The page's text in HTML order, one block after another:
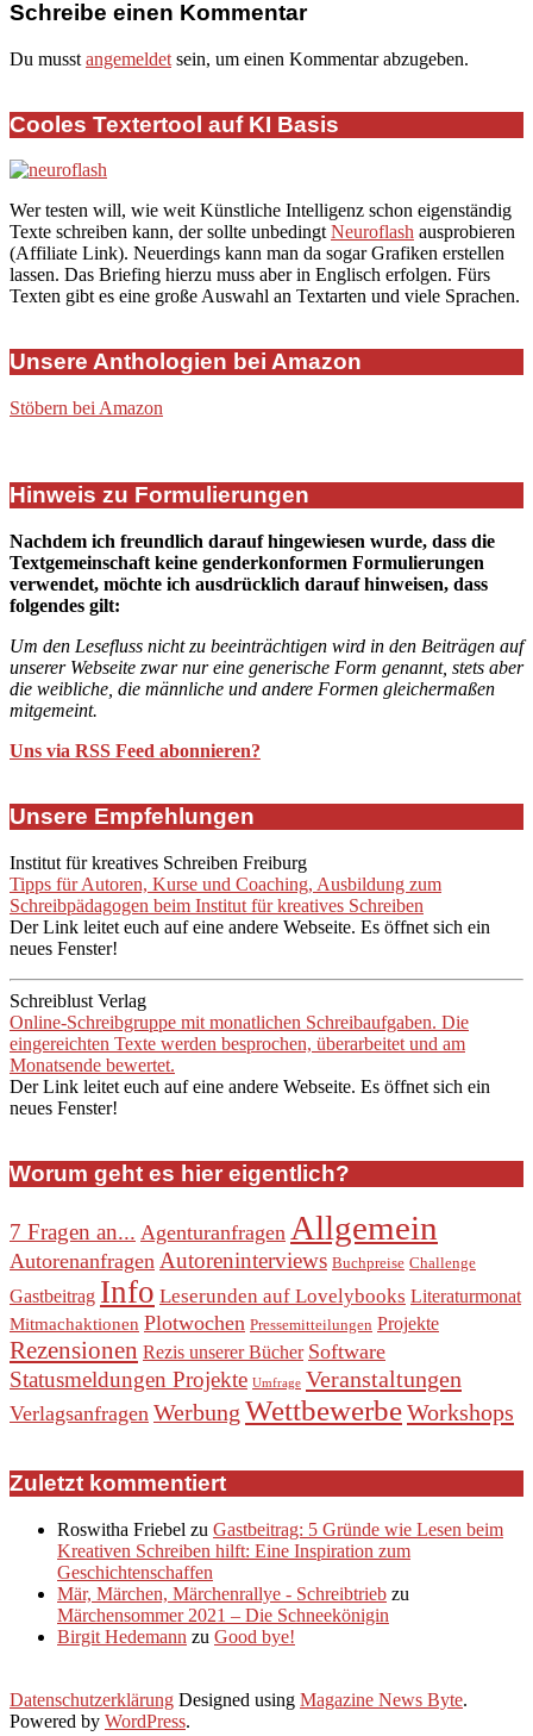
Schreibe einen Kommentar
Du musst angemeldet sein, um einen Kommentar abzugeben.
Cooles Textertool auf KI Basis
Wer testen will, wie weit Künstliche Intelligenz schon eigenständig
Texte schreiben kann, der sollte unbedingtNeuroflash ausprobieren
(Affiliate Link). Neuerdings kann man da sogar Grafiken erstellen
lassen. Das Briefing hierzu muss aber in Englisch erfolgen. Fürs
Texten gibt es eine große Auswahl an Textarten und viele Sprachen.
Unsere Anthologien bei Amazon
Stöbern bei Amazon
Hinweis zu Formulierungen
Nachdem ich freundlich darauf hingewiesen wurde, dass die
Textgemeinschaft keine genderkonformen Formulierungen
verwendet, möchte ich ausdrücklich darauf hinweisen, dass
folgendes gilt:
Um den Lesefluss nicht zu beeinträchtigen wird in den Beiträgen auf
unserer Webseite zwar nur eine generische Form genannt, stets aber
die weibliche, die männliche und andere Formen gleichermaßen
mitgemeint.
Uns via RSS Feed abonnieren?
Unsere Empfehlungen
Institut für kreatives Schreiben Freiburg
Tipps für Autoren, Kurse und Coaching, Ausbildung zum
Schreibpädagogen beim Institut für kreatives Schreiben
Der Link leitet euch auf eine andere Webseite. Es öffnet sich ein
neues Fenster!
Schreiblust Verlag
Online-Schreibgruppe mit monatlichen Schreibaufgaben. Die
eingereichten Texte werden besprochen, überarbeitet und am
Monatsende bewertet.
Der Link leitet euch auf eine andere Webseite. Es öffnet sich ein
neues Fenster!
Worum geht es hier eigentlich?
7 Fragen an... Agenturanfragen Allgemein
Autorenanfragen Autoreninterviews Buchpreise Challenge
Gastbeitrag Info Leserunden auf Lovelybooks Literaturmonat
Mitmachaktionen Plotwochen Pressemitteilungen Projekte
Rezensionen Rezis unserer Bücher Software
Statusmeldungen Projekte Umfrage Veranstaltungen
Verlagsanfragen Werbung WettbewerbeWorkshops
Zuletzt kommentiert
Roswitha Friebel zu Gastbeitrag: 5 Gründe wie Lesen beim
Kreativen Schreiben hilft: Eine Inspiration zum
Geschichtenschaffen
Mär, Märchen, Märchenrallye - Schreibtrieb zu
Märchensommer 2021 – Die Schneekönigin
Birgit Hedemann zu Good bye!
Datenschutzerklärung Designed using Magazine News Byte.
Powered by WordPress.